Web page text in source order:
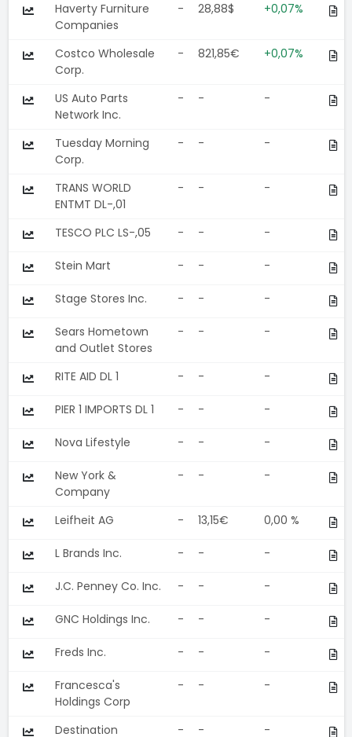
Haverty Furniture
Companies
- 28,88$ +0,07%
Costco Wholesale
Corp.
- 821,85€ +0,07%
US Auto Parts
Network Inc.
- - -
Tuesday Morning
Corp.
- - -
TRANS WORLD
ENTMT DL-,01
- - -
TESCO PLC LS-,05 - - -
Stein Mart - - -
Stage Stores Inc. - - -
Sears Hometown
and Outlet Stores
- - -
RITE AID DL 1 - - -
PIER 1 IMPORTS DL 1 - - -
Nova Lifestyle - - -
New York &
Company
- - -
Leifheit AG - 13,15€ 0,00 %
L Brands Inc. - - -
J.C. Penney Co. Inc. - - -
GNC Holdings Inc. - - -
Freds Inc. - - -
Francesca's
Holdings Corp
- - -
Destination - - -